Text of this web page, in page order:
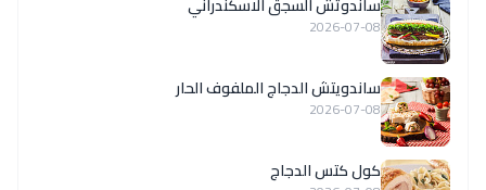
2026-07-08
ساندويتش الدجاج الملفوف الحار
2026-07-08
كول كتس الدجاج